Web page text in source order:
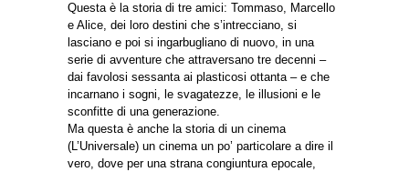
Questa è la storia di tre amici: Tommaso, Marcello
e Alice, dei loro destini che s’intrecciano, si
lasciano e poi si ingarbugliano di nuovo, in una
serie di avventure che attraversano tre decenni –
dai favolosi sessanta ai plasticosi ottanta – e che
incarnano i sogni, le svagatezze, le illusioni e le
sconfitte di una generazione.
Ma questa è anche la storia di un cinema
(L’Universale) un cinema un po’ particolare a dire il
vero, dove per una strana congiuntura epocale,